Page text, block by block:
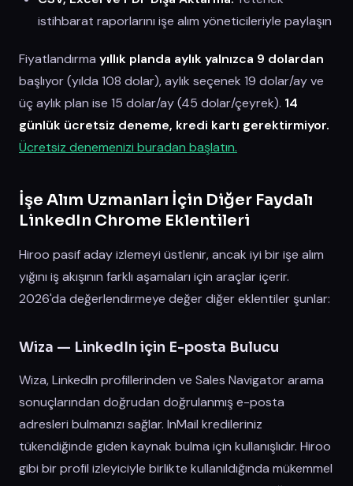
istihbarat raporlarını işe alım yöneticileriyle paylaşın
Fiyatlandırma yıllık planda aylık yalnızca 9 dolardan
başlıyor (yılda 108 dolar), aylık seçenek 19 dolar/ay ve
üç aylık plan ise 15 dolar/ay (45 dolar/çeyrek). 14
günlük ücretsiz deneme, kredi kartı gerektirmiyor.
Ücretsiz denemenizi buradan başlatın.
İşe Alım Uzmanları İçin Diğer Faydalı
LinkedIn Chrome Eklentileri
Hiroo pasif aday izlemeyi üstlenir, ancak iyi bir işe alım
yığını iş akışının farklı aşamaları için araçlar içerir.
2026'da değerlendirmeye değer diğer eklentiler şunlar:
Wiza — LinkedIn için E-posta Bulucu
Wiza, LinkedIn profillerinden ve Sales Navigator arama
sonuçlarından doğrudan doğrulanmış e-posta
adresleri bulmanızı sağlar. InMail kredileriniz
tükendiğinde giden kaynak bulma için kullanışlıdır. Hiroo
gibi bir profil izleyiciyle birlikte kullanıldığında mükemmel